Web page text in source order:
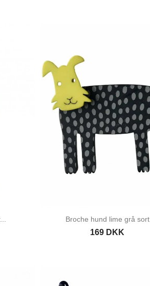
Broche hund lime grå sort
169 DKK